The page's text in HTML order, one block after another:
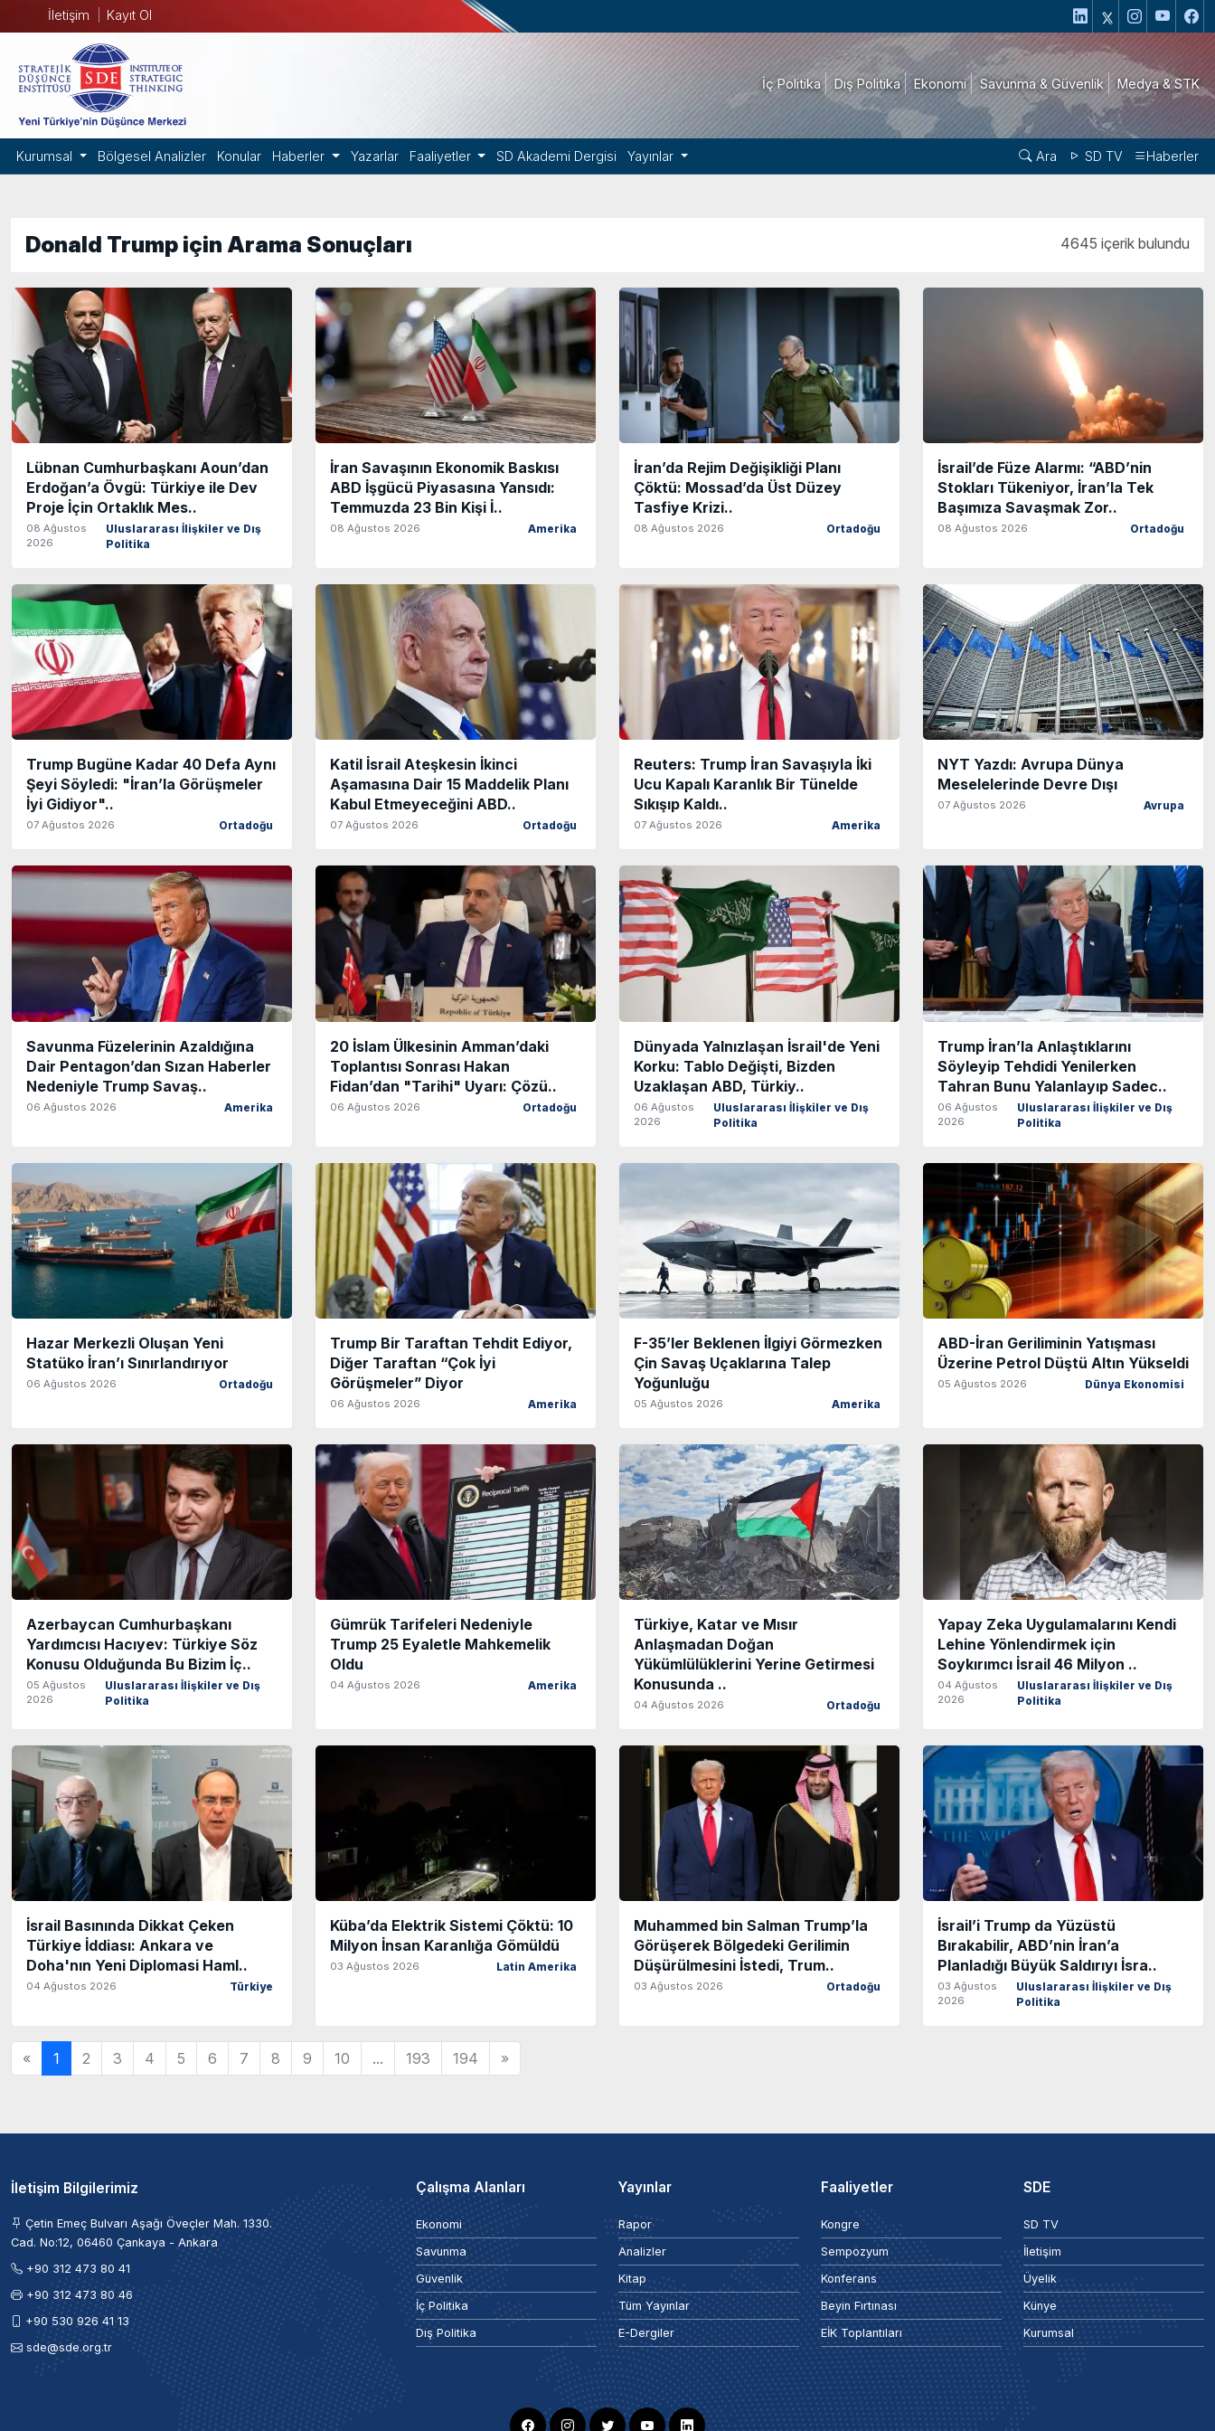
İletişim Kayıt Ol
İç Politika Dış Politika Ekonomi Savunma & Güvenlik Medya & STK
Kurumsal Bölgesel Analizler Konular Haberler Yazarlar Faaliyetler SD Akademi Dergisi Yayınlar Ara SD TV Haberler
Donald Trump için Arama Sonuçları 4645 içerik bulundu
Lübnan Cumhurbaşkanı Aoun’dan
Erdoğan’a Övgü: Türkiye ile Dev
Proje İçin Ortaklık Mes..
08 Ağustos
2026
Uluslararası İlişkiler ve Dış
Politika
İran Savaşının Ekonomik Baskısı
ABD İşgücü Piyasasına Yansıdı:
Temmuzda 23 Bin Kişi İ..
08 Ağustos 2026 Amerika
İran’da Rejim Değişikliği Planı
Çöktü: Mossad’da Üst Düzey
Tasfiye Krizi..
08 Ağustos 2026 Ortadoğu
İsrail’de Füze Alarmı: “ABD’nin
Stokları Tükeniyor, İran’la Tek
Başımıza Savaşmak Zor..
08 Ağustos 2026 Ortadoğu
Trump Bugüne Kadar 40 Defa Aynı
Şeyi Söyledi: "İran’la Görüşmeler
İyi Gidiyor"..
07 Ağustos 2026 Ortadoğu
Katil İsrail Ateşkesin İkinci
Aşamasına Dair 15 Maddelik Planı
Kabul Etmeyeceğini ABD..
07 Ağustos 2026 Ortadoğu
Reuters: Trump İran Savaşıyla İki
Ucu Kapalı Karanlık Bir Tünelde
Sıkışıp Kaldı..
07 Ağustos 2026 Amerika
NYT Yazdı: Avrupa Dünya
Meselelerinde Devre Dışı
07 Ağustos 2026 Avrupa
Savunma Füzelerinin Azaldığına
Dair Pentagon’dan Sızan Haberler
Nedeniyle Trump Savaş..
06 Ağustos 2026 Amerika
20 İslam Ülkesinin Amman’daki
Toplantısı Sonrası Hakan
Fidan’dan "Tarihi" Uyarı: Çözü..
06 Ağustos 2026 Ortadoğu
Dünyada Yalnızlaşan İsrail'de Yeni
Korku: Tablo Değişti, Bizden
Uzaklaşan ABD, Türkiy..
06 Ağustos
2026
Uluslararası İlişkiler ve Dış
Politika
Trump İran’la Anlaştıklarını
Söyleyip Tehdidi Yenilerken
Tahran Bunu Yalanlayıp Sadec..
06 Ağustos
2026
Uluslararası İlişkiler ve Dış
Politika
Hazar Merkezli Oluşan Yeni
Statüko İran’ı Sınırlandırıyor
06 Ağustos 2026 Ortadoğu
Trump Bir Taraftan Tehdit Ediyor,
Diğer Taraftan “Çok İyi
Görüşmeler” Diyor
06 Ağustos 2026 Amerika
F-35’ler Beklenen İlgiyi Görmezken
Çin Savaş Uçaklarına Talep
Yoğunluğu
05 Ağustos 2026 Amerika
ABD-İran Geriliminin Yatışması
Üzerine Petrol Düştü Altın Yükseldi
05 Ağustos 2026 Dünya Ekonomisi
Azerbaycan Cumhurbaşkanı
Yardımcısı Hacıyev: Türkiye Söz
Konusu Olduğunda Bu Bizim İç..
05 Ağustos
2026
Uluslararası İlişkiler ve Dış
Politika
Gümrük Tarifeleri Nedeniyle
Trump 25 Eyaletle Mahkemelik
Oldu
04 Ağustos 2026 Amerika
Türkiye, Katar ve Mısır
Anlaşmadan Doğan
Yükümlülüklerini Yerine Getirmesi
Konusunda ..
04 Ağustos 2026 Ortadoğu
Yapay Zeka Uygulamalarını Kendi
Lehine Yönlendirmek için
Soykırımcı İsrail 46 Milyon ..
04 Ağustos
2026
Uluslararası İlişkiler ve Dış
Politika
İsrail Basınında Dikkat Çeken
Türkiye İddiası: Ankara ve
Doha'nın Yeni Diplomasi Haml..
04 Ağustos 2026 Türkiye
Küba’da Elektrik Sistemi Çöktü: 10
Milyon İnsan Karanlığa Gömüldü
03 Ağustos 2026 Latin Amerika
Muhammed bin Salman Trump’la
Görüşerek Bölgedeki Gerilimin
Düşürülmesini İstedi, Trum..
03 Ağustos 2026 Ortadoğu
İsrail’i Trump da Yüzüstü
Bırakabilir, ABD’nin İran’a
Planladığı Büyük Saldırıyı İsra..
03 Ağustos
2026
Uluslararası İlişkiler ve Dış
Politika
« 1 2 3 4 5 6 7 8 9 10 ... 193 194 »
İletişim Bilgilerimiz
Çetin Emeç Bulvarı Aşağı Öveçler Mah. 1330.
Cad. No:12, 06460 Çankaya - Ankara
+90 312 473 80 41
+90 312 473 80 46
+90 530 926 41 13
sde@sde.org.tr
Çalışma Alanları
Ekonomi
Savunma
Güvenlik
İç Politika
Dış Politika
Yayınlar
Rapor
Analizler
Kitap
Tüm Yayınlar
E-Dergiler
Faaliyetler
Kongre
Sempozyum
Konferans
Beyin Fırtınası
EİK Toplantıları
SDE
SD TV
İletişim
Üyelik
Künye
Kurumsal